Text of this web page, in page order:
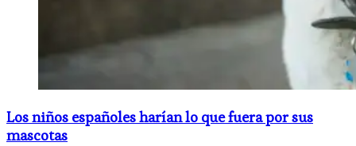
Los niños españoles harían lo que fuera por sus
mascotas